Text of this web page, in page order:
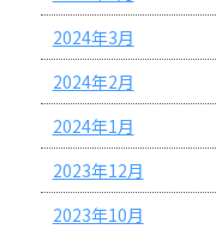
2024年3月
2024年2月
2024年1月
2023年12月
2023年10月